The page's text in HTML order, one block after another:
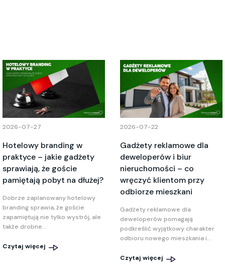
2026-07-27
Hotelowy branding w
praktyce – jakie gadżety
sprawiają, że goście
pamiętają pobyt na dłużej?
Dobrze zaplanowany hotelowy
branding sprawia, że goście
zapamiętują nie tylko wystrój, ale
także drobne...
Czytaj więcej
2026-07-22
Gadżety reklamowe dla
deweloperów i biur
nieruchomości – co
wręczyć klientom przy
odbiorze mieszkani
Gadżety reklamowe dla
deweloperów pomagają
podkreślić wyjątkowy charakter
odbioru nowego mieszkania i...
Czytaj więcej